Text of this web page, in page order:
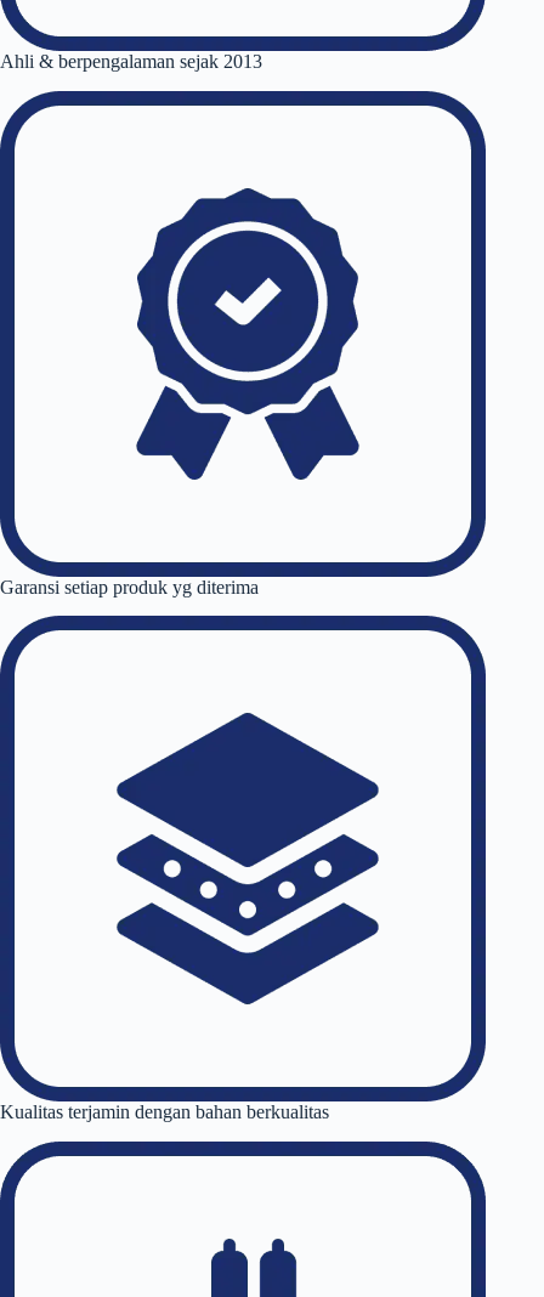
Ahli & berpengalaman sejak 2013
Garansi setiap produk yg diterima
Kualitas terjamin dengan bahan berkualitas